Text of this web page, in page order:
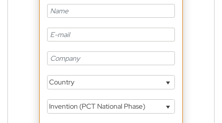
Country
Invention (PCT National Phase)